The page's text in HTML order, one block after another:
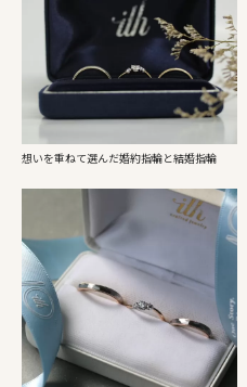
想いを重ねて選んだ婚約指輪と結婚指輪